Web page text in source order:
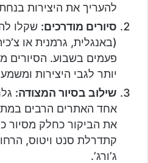
להעריך את היצירות
סיורים מודרכים: שקלו
(באנגלית, גרמנית או
פעמים בשבוע. הסיורים
יותר לגבי היצירות
שילוב בסיור המצודה:
אחד האתרים הרבים
את הביקור כחלק מסיור
קתדרלת סנט ויטוס,
ג’ורג’.